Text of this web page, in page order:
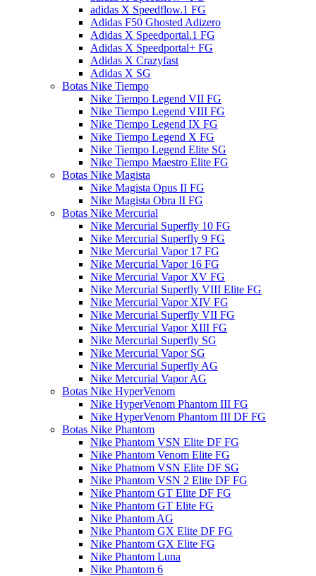
adidas X Speedflow.1 FG
Adidas F50 Ghosted Adizero
Adidas X Speedportal.1 FG
Adidas X Speedportal+ FG
Adidas X Crazyfast
Adidas X SG
Botas Nike Tiempo
Nike Tiempo Legend VII FG
Nike Tiempo Legend VIII FG
Nike Tiempo Legend IX FG
Nike Tiempo Legend X FG
Nike Tiempo Legend Elite SG
Nike Tiempo Maestro Elite FG
Botas Nike Magista
Nike Magista Opus II FG
Nike Magista Obra II FG
Botas Nike Mercurial
Nike Mercurial Superfly 10 FG
Nike Mercurial Superfly 9 FG
Nike Mercurial Vapor 17 FG
Nike Mercurial Vapor 16 FG
Nike Mercurial Vapor XV FG
Nike Mercurial Superfly VIII Elite FG
Nike Mercurial Vapor XIV FG
Nike Mercurial Superfly VII FG
Nike Mercurial Vapor XIII FG
Nike Mercurial Superfly SG
Nike Mercurial Vapor SG
Nike Mercurial Superfly AG
Nike Mercurial Vapor AG
Botas Nike HyperVenom
Nike HyperVenom Phantom III FG
Nike HyperVenom Phantom III DF FG
Botas Nike Phantom
Nike Phantom VSN Elite DF FG
Nike Phantom Venom Elite FG
Nike Phatnom VSN Elite DF SG
Nike Phantom VSN 2 Elite DF FG
Nike Phantom GT Elite DF FG
Nike Phantom GT Elite FG
Nike Phantom AG
Nike Phantom GX Elite DF FG
Nike Phantom GX Elite FG
Nike Phantom Luna
Nike Phantom 6